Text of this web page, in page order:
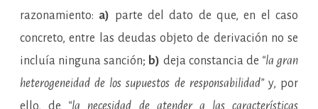
razonamiento: a) parte del dato de que, en el caso
concreto, entre las deudas objeto de derivación no se
incluía ninguna sanción; b) deja constancia de “la gran
heterogeneidad de los supuestos de responsabilidad”y, por
ello, de “la necesidad de atender a las características